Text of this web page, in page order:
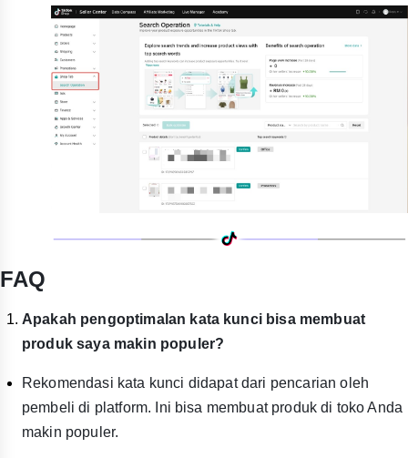
FAQ
Apakah pengoptimalan kata kunci bisa membuat
produk saya makin populer?
Rekomendasi kata kunci didapat dari pencarian oleh
pembeli di platform. Ini bisa membuat produk di toko Anda
makin populer.